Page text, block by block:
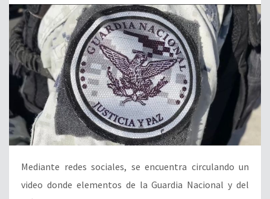
Mediante redes sociales, se encuentra circulando un
video donde elementos de la Guardia Nacional y del